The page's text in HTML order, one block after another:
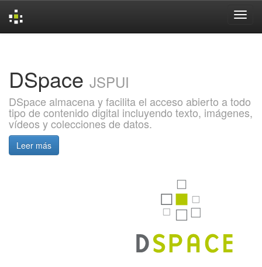
DSpace JSPUI
DSpace almacena y facilita el acceso abierto a todo
tipo de contenido digital incluyendo texto, imágenes,
vídeos y colecciones de datos.
Leer más